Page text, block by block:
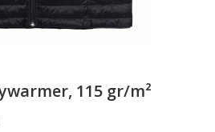
115 gr/m²